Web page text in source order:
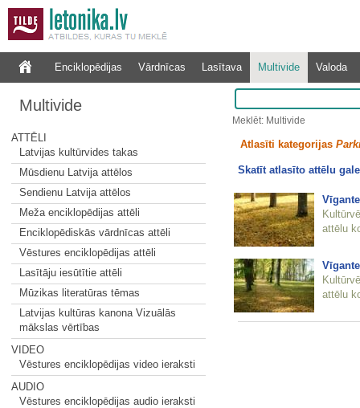
Enciklopēdijas Vārdnīcas Lasītava Multivide Valoda
Multivide
ATTĒLI
Latvijas kultūrvides takas
Mūsdienu Latvija attēlos
Sendienu Latvija attēlos
Meža enciklopēdijas attēli
Enciklopēdiskās vārdnīcas attēli
Vēstures enciklopēdijas attēli
Lasītāju iesūtītie attēli
Mūzikas literatūras tēmas
Latvijas kultūras kanona Vizuālās
mākslas vērtības
VIDEO
Vēstures enciklopēdijas video ieraksti
AUDIO
Vēstures enciklopēdijas audio ieraksti
Meklēt: Multivide
Atlasīti kategorijas
Skatīt atlasīto attēlu
attēlu
attēlu